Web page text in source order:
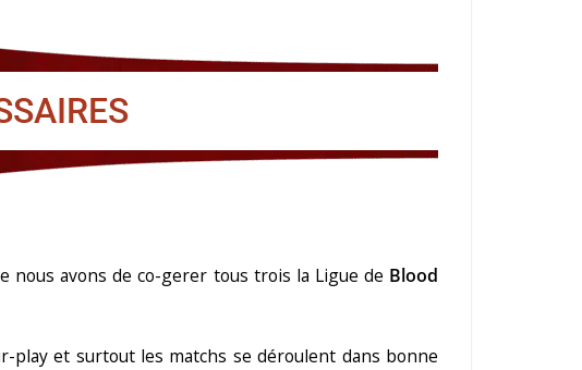
nous avons de co-gerer tous trois la Ligue de Blood
play et surtout les matchs se déroulent dans bonne